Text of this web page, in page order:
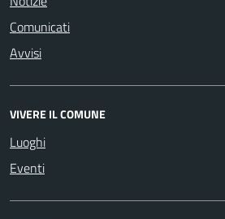
Comunicati
Avvisi
VIVERE IL COMUNE
Luoghi
Eventi